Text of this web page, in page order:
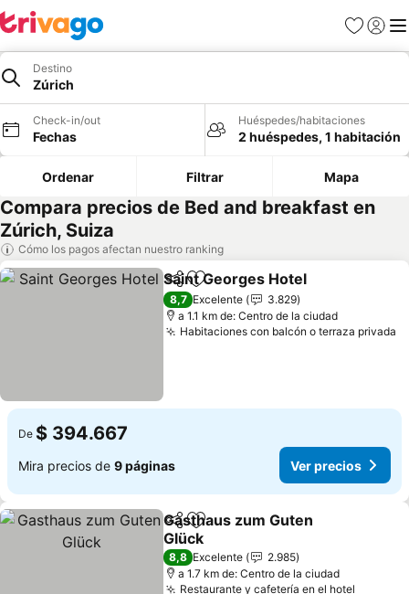
Favoritos
Iniciar
Destino
Zúrich
Check-in/out
Fechas
Huéspedes/habitaciones
2 huéspedes, 1 habitación
Ordenar Filtrar Mapa
Compara precios de Bed and breakfast en
Zúrich, Suiza
Cómo los pagos afectan nuestro ranking
CompartirAgregar a favoritos
Saint Georges Hotel
8,7 Excelente
3.829
a 1.1 km de: Centro de la ciudad
Habitaciones con balcón o terraza privada
De $ 394.667
Mira precios de 9 páginas Ver precios
CompartirAgregar a favoritos
Gasthaus zum Guten
Glück
8,8 Excelente
2.985
a 1.7 km de: Centro de la ciudad
Restaurante y cafetería en el hotel